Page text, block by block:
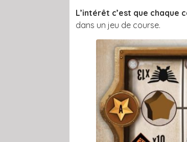
L’intérêt c’est que
dans un jeu de course.